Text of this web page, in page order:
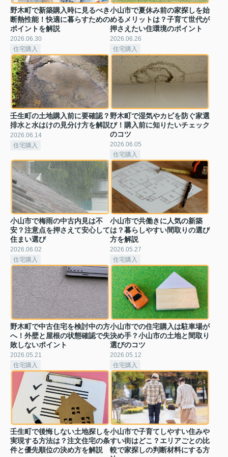
野木町で新築購入時に見るべき
断熱性能！快適に暮らすための
ポイントを解説
2026.06.30
住宅購入
小山市で夏休み前の家探しを始
めるメリットは？子育て世代が
押さえたい住環境のポイント
2026.06.26
住宅購入
壬生町の土地購入前に要確認？
排水と水はけの見分け方を解説
2026.06.14
住宅購入
野木町で湿気やカビを防ぐ家選
び！購入前に知りたいチェック
のコツ
2026.06.05
住宅購入
小山市で梅雨の中古内見は不
安？注意点を押さえて安心して
住まい選び
2026.06.02
住宅購入
小山市で共働きに人気の新築
は？暮らしやすい間取りの選び
方を解説
2026.05.27
住宅購入
野木町で中古住宅を検討中の方
へ！外壁と屋根の状態確認で失
敗しないポイント
2026.05.21
住宅購入
小山市での住宅購入は駐車場が
決め手？小山市の土地と間取り
選びのコツ
2026.05.12
住宅購入
壬生町で後悔しない土地探しを
実現する方法は？注文住宅の条
件と優先順位の決め方を解説
小山市で子育てしやすい住みや
すい街はどこ？エリアごとの比
較で家探しの判断材料にする方